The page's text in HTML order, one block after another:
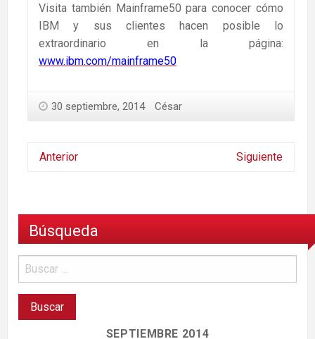
Visita también Mainframe50 para conocer cómo
IBM y sus clientes hacen posible lo
extraordinario en la página:
www.ibm.com/mainframe50
30 septiembre, 2014 César
Anterior Siguiente
Búsqueda
SEPTIEMBRE 2014